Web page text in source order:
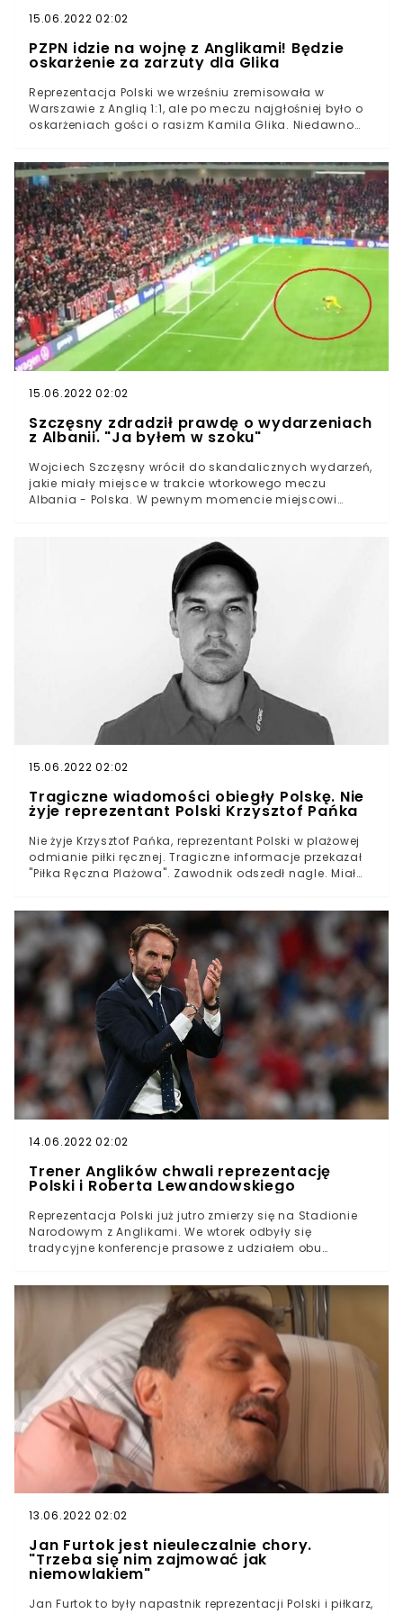
15.06.2022 02:02
PZPN idzie na wojnę z Anglikami! Będzie
oskarżenie za zarzuty dla Glika
Reprezentacja Polski we wrześniu zremisowała w
Warszawie z Anglią 1:1, ale po meczu najgłośniej było o
oskarżeniach gości o rasizm Kamila Glika. Niedawno
ofensywy przechodzi PZPN. Cezary Kulesza ogłosił, że
Związek oskarży związek za bezpodstawne zarzuty pod
adresem polskiego obrońcy.Reprezentacja Polski jest
coraz bliżej wywalczenia miejsca w barażach eliminacji
mistrzostw świata. Jednym z kluczowych meczach w
trwającej kampanii było spotkanie z faworytem grupy
Anglią na Stadionie Narodowym. Biał-Czerwoni w
ostatnich minutach wyszarpali remis 1:1 i zdobyli cenny
punkt. Na dwie kolejki przed końcem nasi piłkarze
zajmują drugie miejsce w tabeli grupy I, premiowane
miejscem w barażach.
15.06.2022 02:02
Szczęsny zdradził prawdę o wydarzeniach
z Albanii. "Ja byłem w szoku"
Wojciech Szczęsny wrócił do skandalicznych wydarzeń,
jakie miały miejsce w trakcie wtorkowego meczu
Albania - Polska. W pewnym momencie miejscowi
letni bramkarz, który wyznał, że został trafiony w
głowę.Wojciech Szczęsny nie miał zbyt wiele pracy
podczas wtorkowego meczu reprezentacji Polski z
Albanią. Biało-Czerwoni wygrali na wyjeździe 1:0, a
gospodarze przez 90 minut oddali zaledwie jeden celny
strzał na bramkę Polaków. Dzięki zwycięstwu
podopieczni trenera Sousy wyprzedzili rywali w tabeli i
są o krok od wywalczenia miejsca w barażach
15.06.2022 02:02
Tragiczne wiadomości obiegły Polskę. Nie
żyje reprezentant Polski Krzysztof Pańka
Nie żyje Krzysztof Pańka, reprezentant Polski w plażowej
odmianie piłki ręcznej. Tragiczne informacje przekazał
"Piłka Ręczna Plażowa". Zawodnik odszedł nagle. Miał
dyscypliny. Tragiczna informacje obiegły polskie
środowisko w poniedziałkowy poranek. Jak przekazał
facebookowy profil "Piłka Ręczna Plażowa".
14.06.2022 02:02
Trener Anglików chwali reprezentację
Polski i Roberta Lewandowskiego
Reprezentacja Polski już jutro zmierzy się na Stadionie
Narodowym z Anglikami. We wtorek odbyły się
tradycyjne konferencje prasowe z udziałem obu
Roberta Lewandowskiego. Zdaniem Anglika, Polacy są
obecnie znacznie lepszą drużyną niż podczas
ostatniego spotkania obu drużyn w marcu. Już jutro
reprezentacja Polski zmierzy się z Anglią w meczu
eliminacji mistrzostw świataWe wtorek na
przedmeczowej konferencji prasowej trener Anglików
Gareth Southgate ocenił obecną drużynę
PolakówSouthgate w ciepłych słowach wypowiedział się
o Biało-Czerwonych i Robercie
LewandowskimReprezentacja Polski w środowy wieczór
zmierzy się z Anglią w meczu eliminacji mistrzostw
świata. Przed meczem selekcjoner naszych rywali
Gareth Southgate ocenił grę Polaków. Pojawiło się wiele
13.06.2022 02:02
Jan Furtok jest nieuleczalnie chory.
"Trzeba się nim zajmować jak
niemowlakiem"
Jan Furtok to były napastnik reprezentacji Polski i piłkarz,